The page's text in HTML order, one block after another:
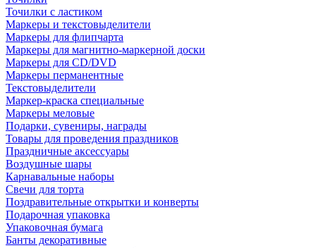
Точилки с ластиком
Маркеры и текстовыделители
Маркеры для флипчарта
Маркеры для магнитно-маркерной доски
Маркеры для CD/DVD
Маркеры перманентные
Текстовыделители
Маркер-краска специальные
Маркеры меловые
Подарки, сувениры, награды
Товары для проведения праздников
Праздничные аксессуары
Воздушные шары
Карнавальные наборы
Свечи для торта
Поздравительные открытки и конверты
Подарочная упаковка
Упаковочная бумага
Банты декоративные